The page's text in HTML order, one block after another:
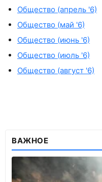
Общество (апрель '6)
Общество (май '6)
Общество (июнь '6)
Общество (июль '6)
Общество (август '6)
ВАЖНОЕ